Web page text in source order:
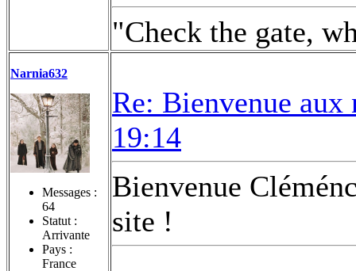
"Check the gate,
Narnia632
Messages :
64
Statut :
Arrivante
Pays :
France
Re: Bienvenue
19:14
Bienvenue
site !